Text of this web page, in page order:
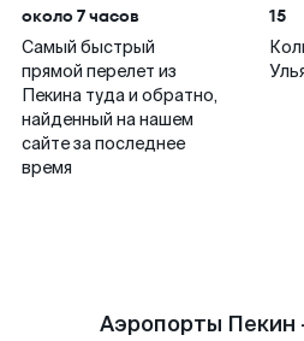
около 7 часов
Самый быстрый
прямой перелет из
Пекина туда и обратно,
найденный на нашем
сайте за последнее
время
15
Аэропорты Пекин